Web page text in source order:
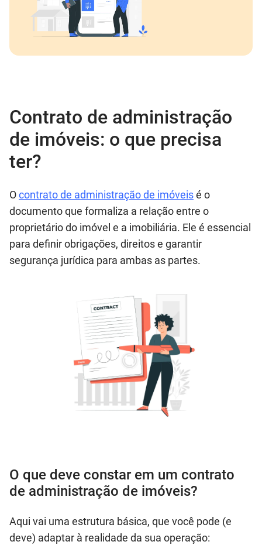
Contrato de administração
de imóveis: o que precisa
ter?
Ocontrato de administração de imóveisé o
documento que formaliza a relação entre o
proprietário do imóvel e a imobiliária. Ele é essencial
para definir obrigações, direitos e garantir
segurança jurídica para ambas as partes.
O que deve constar em um contrato
de administração de imóveis?
Aqui vai uma estrutura básica, que você pode (e
deve) adaptar à realidade da sua operação: